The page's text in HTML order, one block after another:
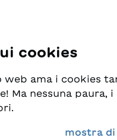
cookies
web ama i cookies
Ma nessuna paura,
seriamente la
mostra di